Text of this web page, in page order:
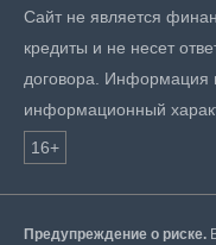
Сайт не является
кредиты и не несет
договора. Информация
информационный
16+
Предупреждение о риске.